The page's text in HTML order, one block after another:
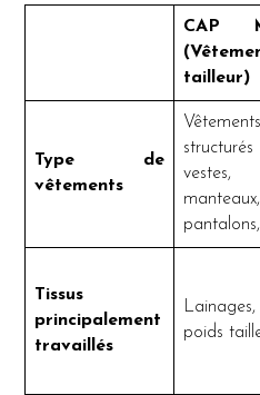
CAP
tailleur)
Type de
vêtements
Vêtements
manteaux,
Tissus
principalement
travaillés
poids